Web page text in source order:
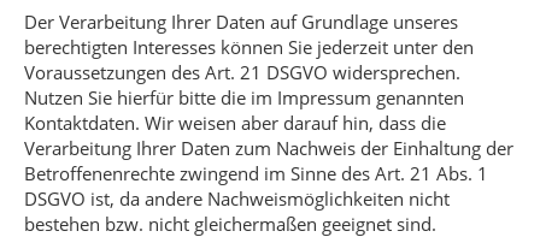
Der Verarbeitung Ihrer Daten auf Grundlage unseres
berechtigten Interesses können Sie jederzeit unter den
Voraussetzungen des Art. 21 DSGVO widersprechen.
Nutzen Sie hierfür bitte die im Impressum genannten
Kontaktdaten. Wir weisen aber darauf hin, dass die
Verarbeitung Ihrer Daten zum Nachweis der Einhaltung der
Betroffenenrechte zwingend im Sinne des Art. 21 Abs. 1
DSGVO ist, da andere Nachweismöglichkeiten nicht
bestehen bzw. nicht gleichermaßen geeignet sind.